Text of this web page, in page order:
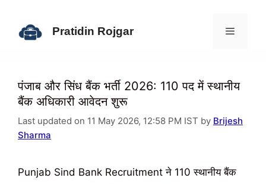
Pratidin Rojgar
पंजाब और सिंध बैंक भर्ती 2026: 110 पद में स्थानीय
बैंक अधिकारी आवेदन शुरू
Last updated on 11 May 2026, 12:58 PM IST by Brijesh
Sharma
Punjab Sind Bank Recruitment ने 110 स्थानीय बैंक